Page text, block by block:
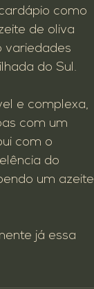
como
de oliva
variedades
do Sul.
e complexa,
com um
com o
do
um azeite
já essa